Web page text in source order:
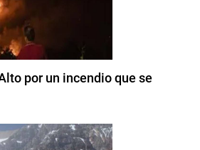
por un incendio que se